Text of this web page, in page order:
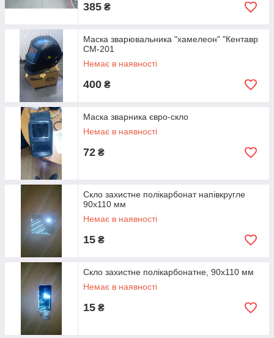
385 ₴
Маска зварювальника "хамелеон" "Кентавр
СМ-201
Немає в наявності
400 ₴
Маска зварника євро-скло
Немає в наявності
72 ₴
Скло захистне полікарбонат напівкругле
90х110 мм
Немає в наявності
15 ₴
Скло захистне полікарбонатне, 90х110 мм
Немає в наявності
15 ₴